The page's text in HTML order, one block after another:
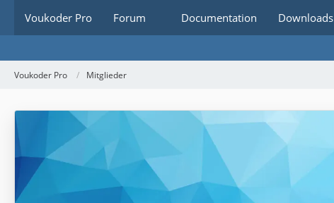
Voukoder Pro Forum Documentation Downloads
Voukoder Pro Mitglieder